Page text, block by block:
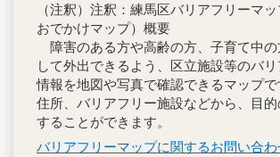
（注釈）注釈：練馬区バリアフリーマ
おでかけマップ）概要
障害のある方や高齢の方、子育て中の
して外出できるよう、区立施設等のバ
情報を地図や写真で確認できるマップで
住所、バリアフリー施設などから、目
することができます。
バリアフリーマップに関するお問い合